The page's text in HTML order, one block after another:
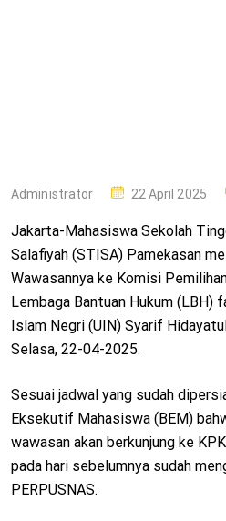
Administrator
P
S
T
E
D
O
N
22 April 2025
Jakarta-Mahasiswa Sekolah
Salafiyah (STISA) Pamekasan
Wawasannya ke Komisi
Lembaga Bantuan Hukum (LBH)
Islam Negri (UIN) Syarif
Selasa, 22-04-2025.
Sesuai jadwal yang sudah
Eksekutif Mahasiswa (BEM)
wawasan akan berkunjung ke
pada hari sebelumnya sudah
PERPUSNAS.